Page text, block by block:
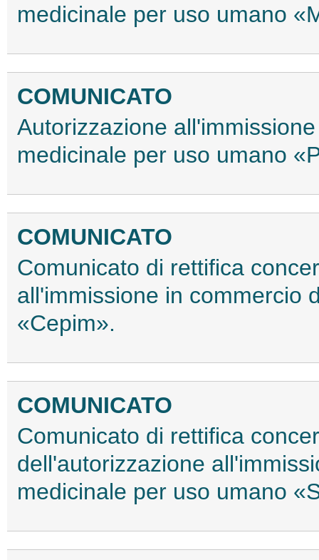
medicinale per uso umano
COMUNICATO
Autorizzazione
medicinale per uso umano
COMUNICATO
Comunicato di rettifica
all'immissione in commercio
«Cepim».
COMUNICATO
Comunicato di rettifica
dell'autorizzazione
medicinale per uso umano